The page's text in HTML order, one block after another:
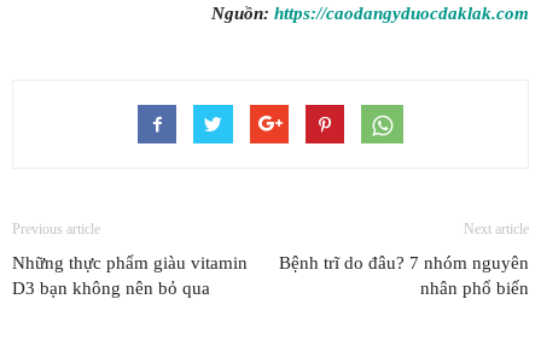
Nguồn: https://caodangyduocdaklak.com
Previous article
Những thực phẩm giàu vitamin
D3 bạn không nên bỏ qua
Next article
Bệnh trĩ do đâu? 7 nhóm nguyên
nhân phổ biến